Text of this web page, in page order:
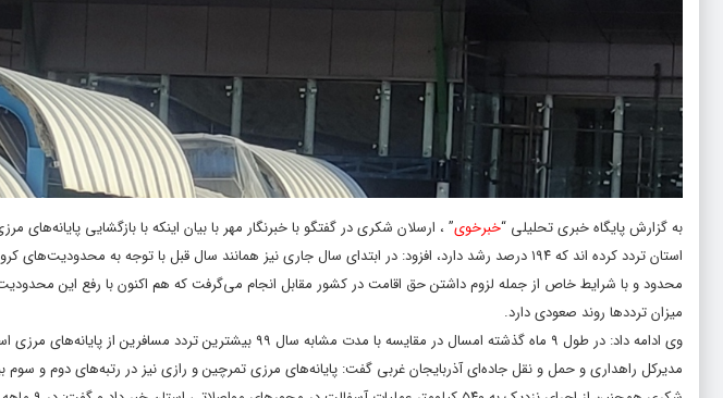
به گزارش پایگاه خبری تحلیلی “خبرخوی” ، ارسلان شکری در گفتگو باخبرنگار مهر با بیان اینکه با بازگشایی پایانه‌های
استان تردد کرده اند که ۱۹۴ درصد رشد دارد، افزود: در ابتدای سال جاری نیز همانند سال قبل با توجه به
میزان ترددها روند صعودی دارد.
وی ادامه داد: در طول ۹ ماه گذشته امسال در مقایسه با مدت مشابه سال ۹۹ بیشترین تردد مسافرین از پایانه‌های مرزی استان متعلق به پایانه مرزی بازرگان بوده است.
مدیرکل راهداری و حمل و نقل جاده‌ای آذربایجان غربی گفت: پایانه‌های مرزی تمرچین و رازی نیز در رتبه‌های دوم و سوم